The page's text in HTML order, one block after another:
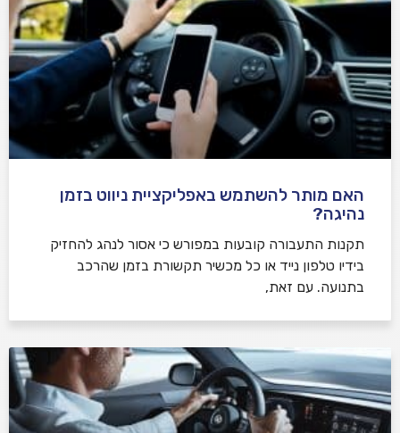
האם מותר להשתמש באפליקציית ניווט בזמן
נהיגה?
תקנות התעבורה קובעות במפורש כי אסור לנהג להחזיק
בידיו טלפון נייד או כל מכשיר תקשורת בזמן שהרכב
בתנועה. עם זאת,